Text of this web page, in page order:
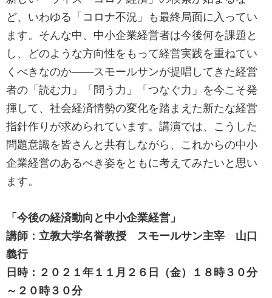
ど、いわゆる「コロナ不況」も最終局面に入ってい
ます。そんな中、中小企業経営者は今後何を課題と
し、どのような方向性をもって経営実践を重ねてい
くべきなのか――スモールサンが提唱してきた経営
者の「読む力」「問う力」「つなぐ力」を今こそ発
揮して、社会経済情勢の変化を踏まえた新たな経営
指針作りが求められています。講演では、こうした
問題意識を皆さんと共有しながら、これからの中小
企業経営のあるべき姿をともに考えてみたいと思い
ます。
「今後の経済動向と中小企業経営」
講師：立教大学名誉教授 スモールサン主宰 山口
義行
日時：２０２１年１１月２６日（金）１８時３０分
～２０時３０分